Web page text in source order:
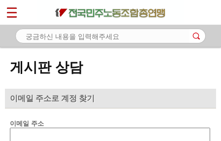
게시판 상담
이메일 주소로 계정 찾기
이메일 주소
마이페이지
소개
노동상담
- 게시판 상담
- 바로보기